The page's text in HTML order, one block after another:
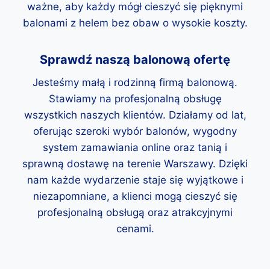
ważne, aby każdy mógł cieszyć się pięknymi
balonami z helem bez obaw o wysokie koszty.
Sprawdź naszą balonową ofertę
Jesteśmy małą i rodzinną firmą balonową.
Stawiamy na profesjonalną obsługę
wszystkich naszych klientów. Działamy od lat,
oferując szeroki wybór balonów, wygodny
system zamawiania online oraz tanią i
sprawną dostawę na terenie Warszawy. Dzięki
nam każde wydarzenie staje się wyjątkowe i
niezapomniane, a klienci mogą cieszyć się
profesjonalną obsługą oraz atrakcyjnymi
cenami.